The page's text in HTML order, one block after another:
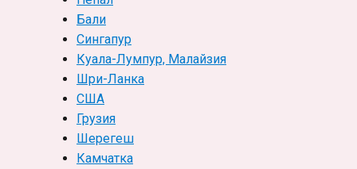
Бали
Сингапур
Куала-Лумпур, Малайзия
Шри-Ланка
США
Грузия
Шерегеш
Камчатка